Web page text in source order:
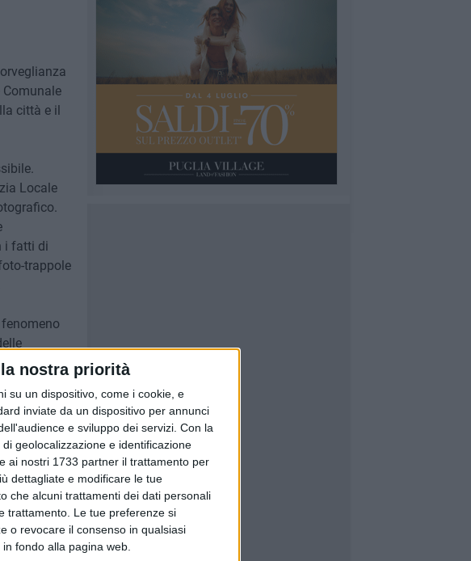
nostra priorità
su un dispositivo, come i cookie, e
inviate da un dispositivo per annunci
e sviluppo dei servizi. Con la
geolocalizzazione e identificazione
ai nostri 1733 partner il trattamento per
dettagliate e modificare le tue
che alcuni trattamenti dei dati personali
trattamento. Le tue preferenze si
o revocare il consenso in qualsiasi
fondo alla pagina web.
città e il
Locale
i fatti di
trappole
i cittadini.
la quantità
e
degli